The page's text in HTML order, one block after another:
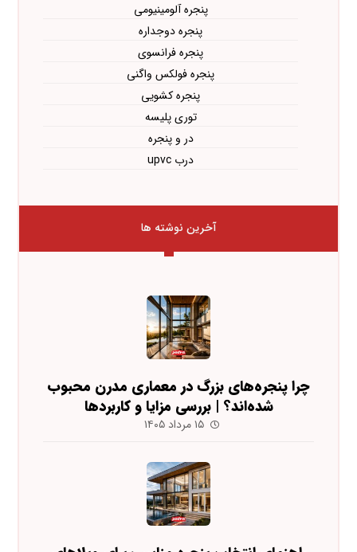
پنجره آلومینیومی
پنجره دوجداره
پنجره فرانسوی
پنجره فولکس واگنی
پنجره کشویی
توری پلیسه
در و پنجره
درب upvc
آخرین نوشته ها
چرا پنجره‌های بزرگ در معماری مدرن محبوب
شده‌اند؟ | بررسی مزایا و کاربردها
۱۵ مرداد ۱۴۰۵